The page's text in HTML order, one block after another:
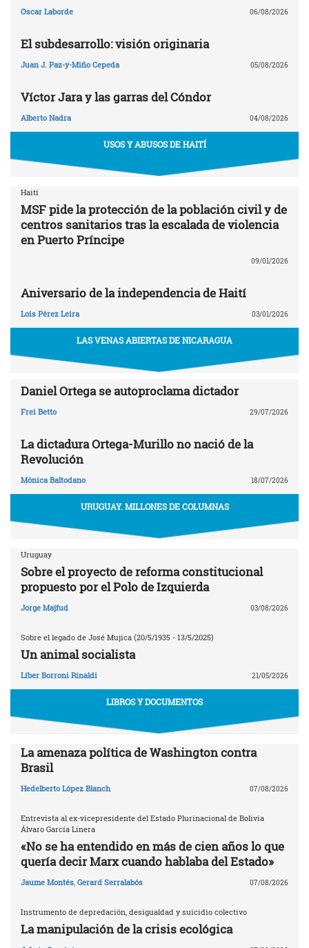
Oscar Laborde 06/08/2026
El subdesarrollo: visión originaria
Juan J. Paz-y-Miño Cepeda 05/08/2026
Víctor Jara y las garras del Cóndor
Alberto Nadra 04/08/2026
USOS Y ABUSOS DE HAITÍ
Haití
MSF pide la protección de la población civil y de
centros sanitarios tras la escalada de violencia
en Puerto Príncipe
09/01/2026
Aniversario de la independencia de Haití
Lois Pérez Leira 03/01/2026
LAS VENAS ABIERTAS DE NICARAGUA
Daniel Ortega se autoproclama dictador
Frei Betto 29/07/2026
La dictadura Ortega-Murillo no nació de la
Revolución
Mónica Baltodano 18/07/2026
URUGUAY. MILLONES DE COLUMNAS
Uruguay
Sobre el proyecto de reforma constitucional
propuesto por el Polo de Izquierda
Jorge Majfud 03/08/2026
Sobre el legado de José Mujica (20/5/1935 - 13/5/2025)
Un animal socialista
Líber Borroni Rinaldi 21/05/2026
LIBROS Y DOCUMENTOS
La amenaza política de Washington contra
Brasil
Hedelberto López Blanch 07/08/2026
Entrevista al ex-vicepresidente del Estado Plurinacional de Bolivia
Álvaro García Linera
«No se ha entendido en más de cien años lo que
quería decir Marx cuando hablaba del Estado»
Jaume Montés, Gerard Serralabós 07/08/2026
Instrumento de depredación, desigualdad y suicidio colectivo
La manipulación de la crisis ecológica